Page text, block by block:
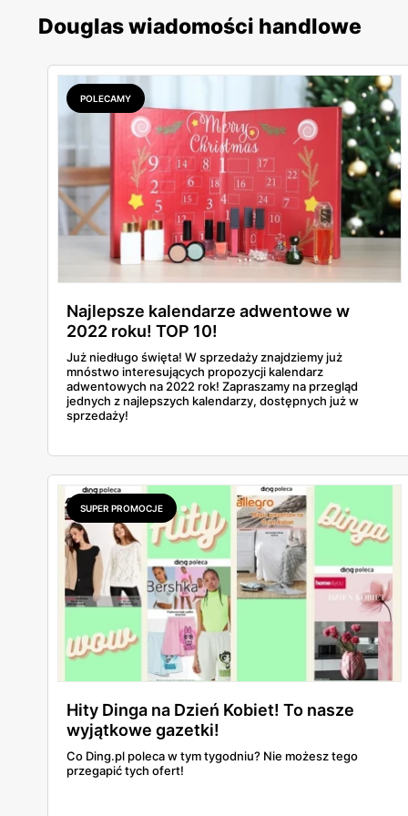
Douglas wiadomości handlowe
POLECAMY
Najlepsze kalendarze adwentowe w
2022 roku! TOP 10!
Już niedługo święta! W sprzedaży znajdziemy już
mnóstwo interesujących propozycji kalendarz
adwentowych na 2022 rok! Zapraszamy na przegląd
jednych z najlepszych kalendarzy, dostępnych już w
sprzedaży!
SUPER PROMOCJE
Hity Dinga na Dzień Kobiet! To nasze
wyjątkowe gazetki!
Co Ding.pl poleca w tym tygodniu? Nie możesz tego
przegapić tych ofert!